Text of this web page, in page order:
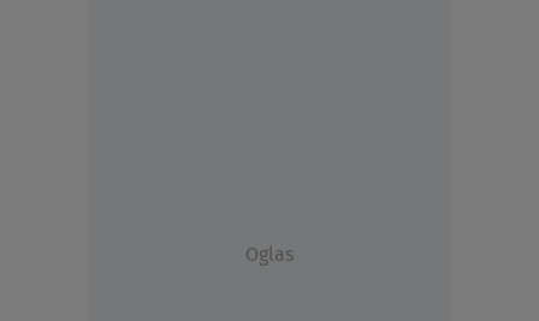
Oglas